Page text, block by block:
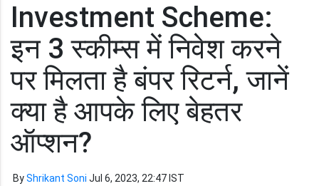
Investment Scheme:
इन 3 स्कीम्स में निवेश करने
पर मिलता है बंपर रिटर्न, जानें
क्या है आपके लिए बेहतर
ऑप्शन?
ByShrikant Soni Jul 6, 2023, 22:47 IST